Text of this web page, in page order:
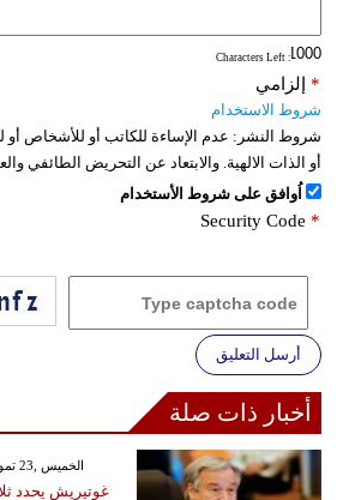
: Characters Left
إلزامي *
شروط الاستخدام
شروط النشر: عدم الإساءة للكاتب أو للأشخاص أو
أو الذات الالهية. والابتعاد عن التحريض الطائفي
اُوافق على شروط الأستخدام
Security Code *
أرسل التعليق
أخبار ذات صلة
GMT 07:43 2026 الخميس ,23 تموز / يوليو
غوتيريش يحدد